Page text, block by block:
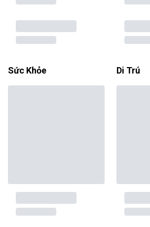
Sức Khỏe Di Trú